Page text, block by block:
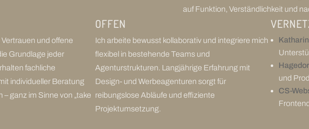
auf Funktion, Verständlichkeit und
und offene
Grundlage jeder
fachliche
individueller Beratung
ganz im Sinne von „take
OFFEN
Ich arbeite bewusst kollaborativ und integriere mich
flexibel in bestehende Teams und
Agenturstrukturen. Langjährige Erfahrung mit
Design- und Werbeagenturen sorgt für
reibungslose Abläufe und effiziente
Projektumsetzung.
und
CS-